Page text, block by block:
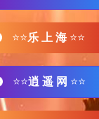
⭐⭐乐 上 海 ⭐⭐
⭐⭐逍 遥 网 ⭐⭐